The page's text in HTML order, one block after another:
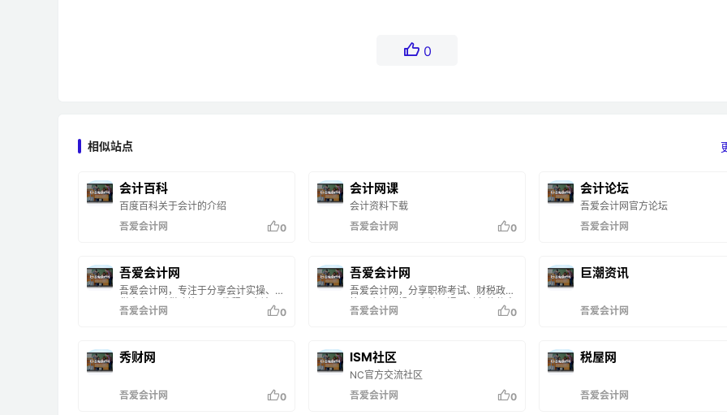
0
相似站点
会计百科
百度百科关于会计的介绍
吾爱会计网
0
会计网课
会计资料下载
吾爱会计网
0
会计论坛
吾爱会计网官方论坛
吾爱会计网
吾爱会计网
吾爱会计网，专注于分享会计实操、纳
税实务、财税政策、NC教程、会计职
业发展、2021年中级会计的干货知
吾爱会计网 0
吾爱会计网
吾爱会计网，分享职称考试、财税政
策、会计实操、会计网课、财务软件方
面的知识
吾爱会计网 0
巨潮资讯
吾爱会计网
秀财网
吾爱会计网 0
ISM社区
NC官方交流社区
吾爱会计网
0
税屋网
吾爱会计网